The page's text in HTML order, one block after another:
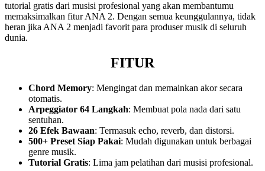
tutorial gratis dari musisi profesional yang akan membantumu
memaksimalkan fitur ANA 2. Dengan semua keunggulannya, tidak
heran jika ANA 2 menjadi favorit para produser musik di seluruh
dunia.
FITUR
Chord Memory: Mengingat dan memainkan akor secara
otomatis.
Arpeggiator 64 Langkah: Membuat pola nada dari satu
sentuhan.
26 Efek Bawaan: Termasuk echo, reverb, dan distorsi.
500+ Preset Siap Pakai: Mudah digunakan untuk berbagai
genre musik.
Tutorial Gratis: Lima jam pelatihan dari musisi profesional.